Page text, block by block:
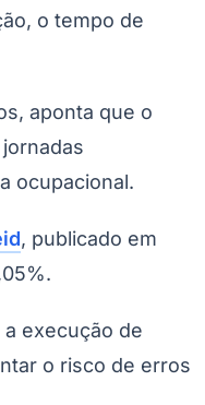
o tempo de
aponta que o
ocupacional.
, publicado em
execução de
o risco de erros